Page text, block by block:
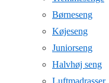
Børneseng
Køjeseng
Juniorseng
Halvhøj seng
Luftmadrasser